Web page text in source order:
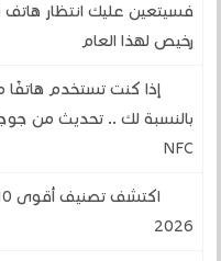
فسيتعين عليك انتظار
رخيص لهذا العام
إذا كنت تستخدم هاتفًا
بالنسبة لك .. تحديث من
NFC
2026